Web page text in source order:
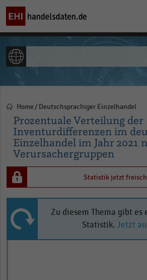
Pfadnavigation
Home Deutschsprachiger Einzelhandel
Prozentuale Verteilung der
Inventurdifferenzen im
Einzelhandel im Jahr 2021
Verursachergruppen
Statistik jetzt
Zu diesem Thema gibt
Statistik. Jetzt